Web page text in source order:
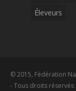
Éleveurs
© 2015, Fédération
- Tous droits réservés